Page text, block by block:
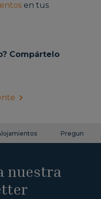
en tus
Compártelo
Preguntas
nuestra